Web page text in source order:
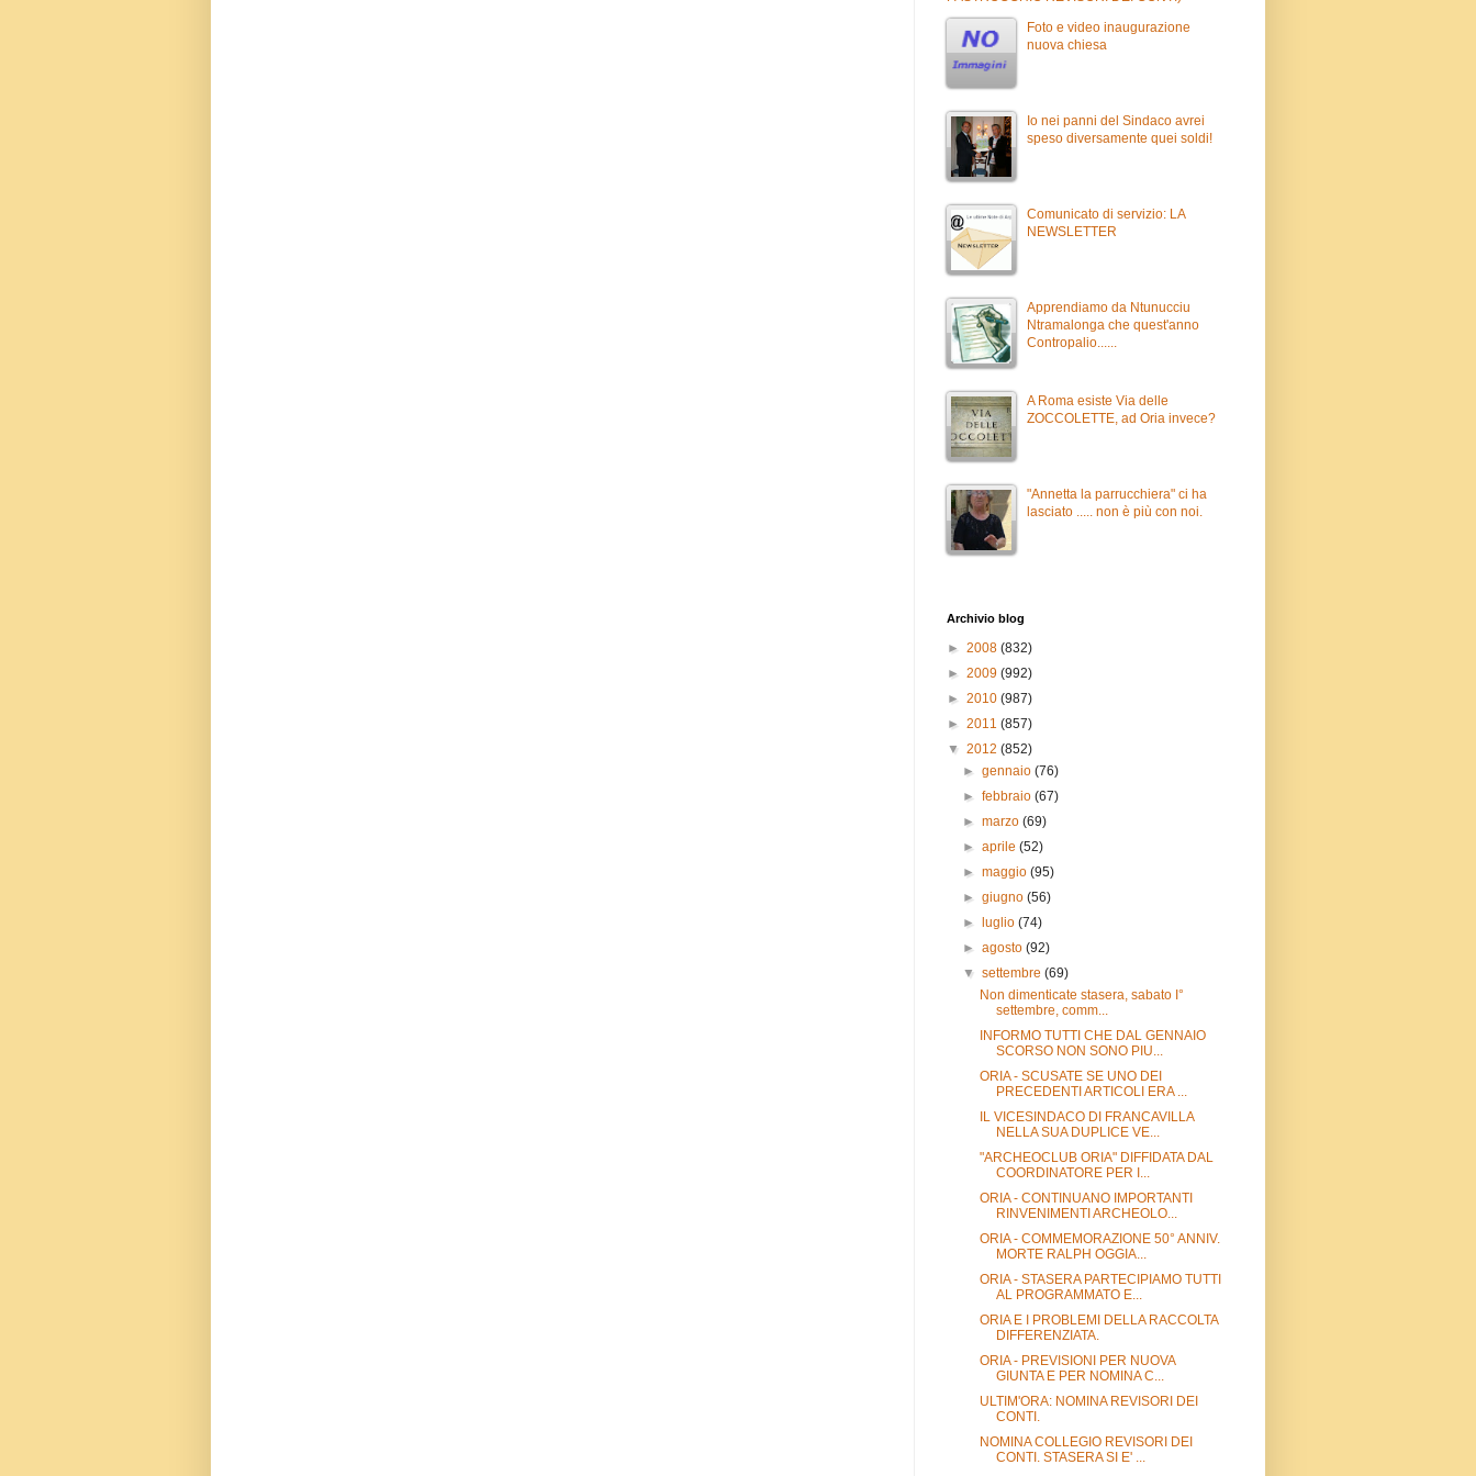
Foto e video inaugurazione
nuova chiesa
Io nei panni del Sindaco avrei
speso diversamente quei soldi!
Comunicato di servizio: LA
NEWSLETTER
Apprendiamo da Ntunucciu
Ntramalonga che quest'anno
Contropalio......
A Roma esiste Via delle
ZOCCOLETTE, ad Oria invece?
"Annetta la parrucchiera" ci ha
lasciato ..... non è più con noi.
Archivio blog
► 2008 (832)
► 2009 (992)
► 2010 (987)
► 2011 (857)
▼ 2012 (852)
►gennaio(76)
►febbraio(67)
►marzo(69)
►aprile(52)
►maggio(95)
►giugno(56)
►luglio(74)
►agosto(92)
▼settembre(69)
Non dimenticate stasera, sabato I°
settembre, comm...
INFORMO TUTTI CHE DAL GENNAIO
SCORSO NON SONO PIU...
ORIA - SCUSATE SE UNO DEI
PRECEDENTI ARTICOLI ERA ...
IL VICESINDACO DI FRANCAVILLA
NELLA SUA DUPLICE VE...
"ARCHEOCLUB ORIA" DIFFIDATA DAL
COORDINATORE PER I...
ORIA - CONTINUANO IMPORTANTI
RINVENIMENTI ARCHEOLO...
ORIA - COMMEMORAZIONE 50° ANNIV.
MORTE RALPH OGGIA...
ORIA - STASERA PARTECIPIAMO TUTTI
AL PROGRAMMATO E...
ORIA E I PROBLEMI DELLA RACCOLTA
DIFFERENZIATA.
ORIA - PREVISIONI PER NUOVA
GIUNTA E PER NOMINA C...
ULTIM'ORA: NOMINA REVISORI DEI
CONTI.
NOMINA COLLEGIO REVISORI DEI
CONTI. STASERA SI E' ...